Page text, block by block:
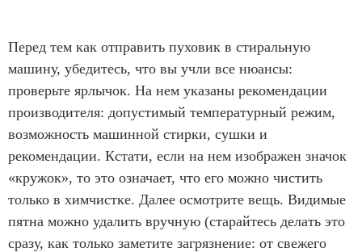
Перед тем как отправить пуховик в стиральную
машину, убедитесь, что вы учли все нюансы:
проверьте ярлычок. На нем указаны рекомендации
производителя: допустимый температурный режим,
возможность машинной стирки, сушки и
рекомендации. Кстати, если на нем изображен значок
«кружок», то это означает, что его можно чистить
только в химчистке. Далее осмотрите вещь. Видимые
пятна можно удалить вручную (старайтесь делать это
сразу, как только заметите загрязнение: от свежего